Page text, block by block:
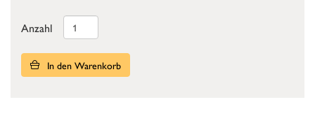
Anzahl
In den Warenkorb